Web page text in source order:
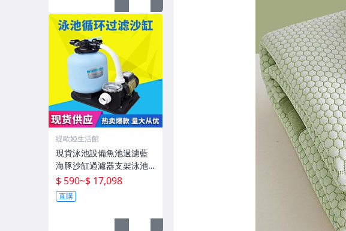
緹歐婭生活館
現貨泳池設備魚池過濾藍
海豚沙缸過濾器支架泳池
泳池砂缸水泵機組
$ 590~$ 17,098
直購